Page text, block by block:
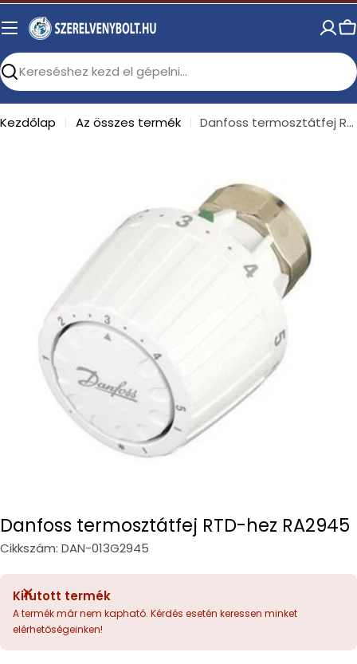
Skip
to
Search
Kezdőlap Az összes termék Danfoss termosztátfej RTD-hez RA2945
media 0 in modal
Danfoss termosztátfej RTD-hez RA2945
Cikkszám: DAN-013G2945
Kifutott termék
A termék már nem kapható. Kérdés esetén keressen minket
elérhetőségeinken!